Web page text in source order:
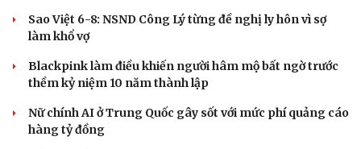
Sao Việt 6-8: NSND Công Lý từng đề nghị ly hôn vì sợ
làm khổ vợ
Blackpink làm điều khiến người hâm mộ bất ngờ trước
thềm kỷ niệm 10 năm thành lập
Nữ chính AI ở Trung Quốc gây sốt với mức phí quảng cáo
hàng tỷ đồng